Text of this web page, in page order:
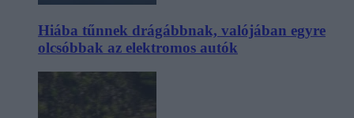
Hiába tűnnek drágábbnak, valójában egyre
olcsóbbak az elektromos autók